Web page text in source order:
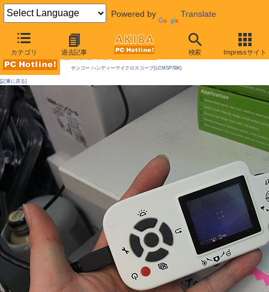
Powered by Translate
カテゴリ 過去記事 検索 Impressサイト
AKIBA PC Hotline! 2009年11月28日号
サンコー ハンディーマイクロスコープ(LCMSP7BK)
[記事に戻る]